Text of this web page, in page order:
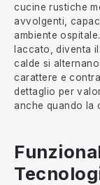
cucine rustiche
avvolgenti,
ambiente
laccato, diventa
calde si
carattere e
dettaglio per
anche quando la